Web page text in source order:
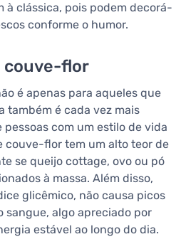
à clássica, pois podem decorá-
conforme o humor.
couve-flor
é apenas para aqueles que
também é cada vez mais
com um estilo de vida
couve-flor tem um alto teor de
se queijo cottage, ovo ou pó
à massa. Além disso,
glicêmico, não causa picos
sangue, algo apreciado por
estável ao longo do dia.